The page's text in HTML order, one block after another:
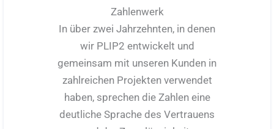
Zahlenwerk
In über zwei Jahrzehnten, in denen
wir PLIP2 entwickelt und
gemeinsam mit unseren Kunden in
zahlreichen Projekten verwendet
haben, sprechen die Zahlen eine
deutliche Sprache des Vertrauens